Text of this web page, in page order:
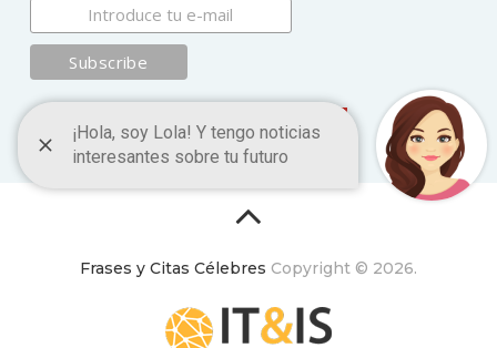
Frases y Citas Célebres Copyright © 2026.